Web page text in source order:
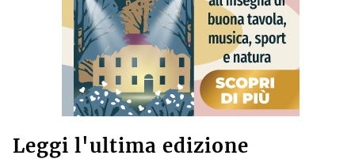
Leggi l'ultima edizione